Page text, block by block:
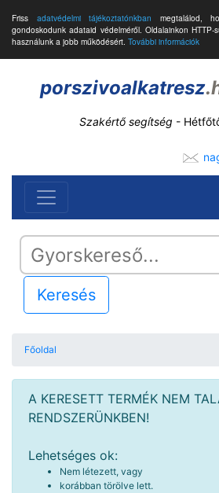
Friss adatvédelmi tájékoztatónkban megtalálod,
gondoskodunk adataid védelméről. Oldalainkon HTTP-
használunk a jobb működésért. További információk
porszivoalkatresz
Szakértő segítség -
Keresés
Főoldal
A KERESETT TERMÉK NEM
RENDSZERÜNKBEN!
Lehetséges ok:
Nem létezett, vagy
korábban törölve lett.